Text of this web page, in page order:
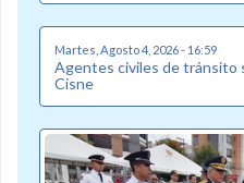
Martes, Agosto 4, 2026 - 16:59
Agentes civiles de tránsito
Cisne